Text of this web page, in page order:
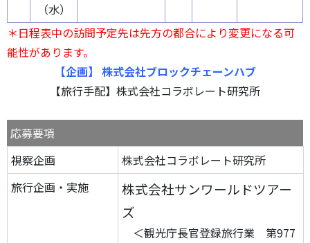
（水）
＊日程表中の訪問予定先は先方の都合により変更になる可
能性があります。
【企画】 株式会社ブロックチェーンハブ
【旅行手配】株式会社コラボレート研究所
応募要項
視察企画
株式会社コラボレート研究所
旅行企画・実施
株式会社サンワールドツアー
ズ
＜観光庁長官登録旅行業 第977